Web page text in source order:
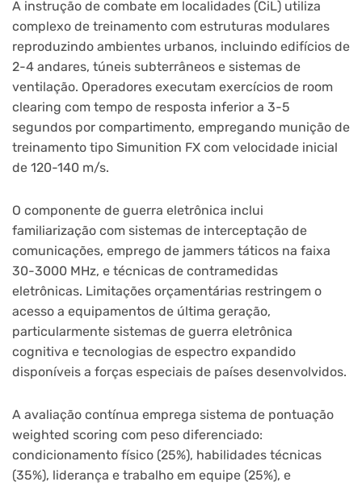
A instrução de combate em localidades (CiL) utiliza
complexo de treinamento com estruturas modulares
reproduzindo ambientes urbanos, incluindo edifícios de
2-4 andares, túneis subterrâneos e sistemas de
ventilação. Operadores executam exercícios de room
clearing com tempo de resposta inferior a 3-5
segundos por compartimento, empregando munição de
treinamento tipo Simunition FX com velocidade inicial
de 120-140 m/s.
O componente de guerra eletrônica inclui
familiarização com sistemas de interceptação de
comunicações, emprego de jammers táticos na faixa
30-3000 MHz, e técnicas de contramedidas
eletrônicas. Limitações orçamentárias restringem o
acesso a equipamentos de última geração,
particularmente sistemas de guerra eletrônica
cognitiva e tecnologias de espectro expandido
disponíveis a forças especiais de países desenvolvidos.
A avaliação contínua emprega sistema de pontuação
weighted scoring com peso diferenciado:
condicionamento físico (25%), habilidades técnicas
(35%), liderança e trabalho em equipe (25%), e